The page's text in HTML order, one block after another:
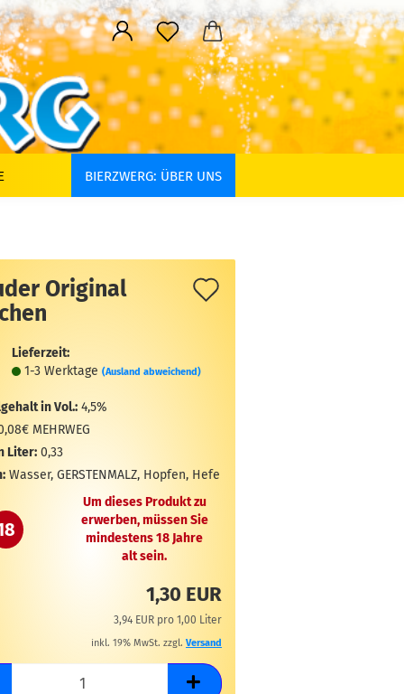
BIERZWERG: ÜBER UNS
Original
Lieferzeit:
1-3 Werktage (Ausland abweichend)
in Vol.: 4,5%
MEHRWEG
Liter: 0,33
Wasser, GERSTENMALZ, Hopfen, Hefe
Um dieses Produkt zu
erwerben, müssen Sie
mindestens 18 Jahre
alt sein.
1,30 EUR
3,94 EUR pro 1,00 Liter
inkl. 19% MwSt. zzgl. Versand